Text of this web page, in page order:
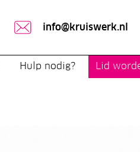
info@kruiswerk.nl
Hulp nodig? Lid